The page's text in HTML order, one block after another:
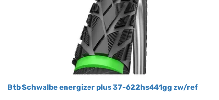
Btb Schwalbe energizer plus 37-622hs441gg zw/ref